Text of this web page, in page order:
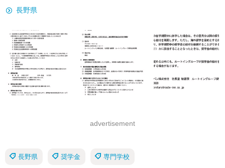
長野県
advertisement
長野県 奨学金 専門学校